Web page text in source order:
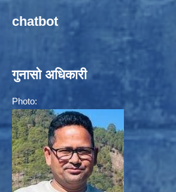
chatbot
गुनासो अधिकारी
Photo: